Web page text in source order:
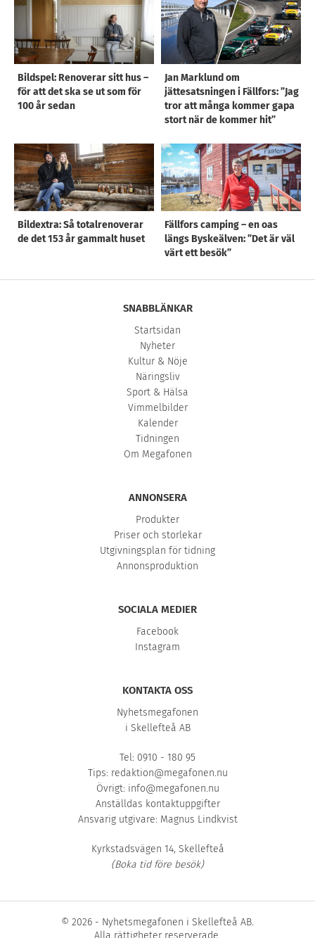
Bildspel: Renoverar sitt hus –
för att det ska se ut som för
100 år sedan
Jan Marklund om
jättesatsningen i Fällfors: ”Jag
tror att många kommer gapa
stort när de kommer hit”
Bildextra: Så totalrenoverar
de det 153 år gammalt huset
Fällfors camping – en oas
längs Byskeälven: ”Det är väl
värt ett besök”
SNABBLÄNKAR
Startsidan
Nyheter
Kultur & Nöje
Näringsliv
Sport & Hälsa
Vimmelbilder
Kalender
Tidningen
Om Megafonen
ANNONSERA
Produkter
Priser och storlekar
Utgivningsplan för tidning
Annonsproduktion
SOCIALA MEDIER
Facebook
Instagram
KONTAKTA OSS
Nyhetsmegafonen
i Skellefteå AB
Tel: 0910 - 180 95
Tips: redaktion@megafonen.nu
Övrigt: info@megafonen.nu
Anställdas kontaktuppgifter
Ansvarig utgivare: Magnus Lindkvist
Kyrkstadsvägen 14, Skellefteå
(Boka tid före besök)
© 2026 - Nyhetsmegafonen i Skellefteå AB.